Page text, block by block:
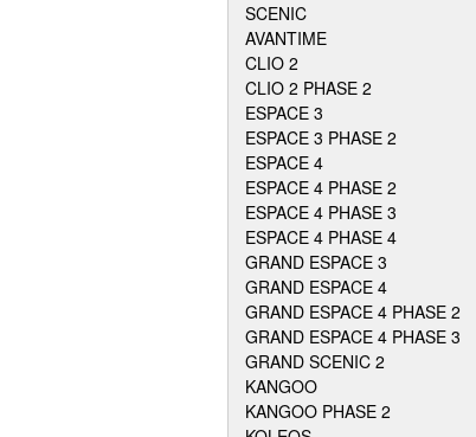
SCENIC
AVANTIME
CLIO 2
CLIO 2 PHASE 2
ESPACE 3
ESPACE 3 PHASE 2
ESPACE 4
ESPACE 4 PHASE 2
ESPACE 4 PHASE 3
ESPACE 4 PHASE 4
GRAND ESPACE 3
GRAND ESPACE 4
GRAND ESPACE 4 PHASE 2
GRAND ESPACE 4 PHASE 3
GRAND SCENIC 2
KANGOO
KANGOO PHASE 2